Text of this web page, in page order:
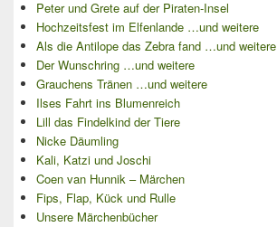
Peter und Grete auf der Piraten-Insel
Hochzeitsfest im Elfenlande …und weitere
Als die Antilope das Zebra fand …und weitere
Der Wunschring …und weitere
Grauchens Tränen …und weitere
Ilses Fahrt ins Blumenreich
Lill das Findelkind der Tiere
Nicke Däumling
Kali, Katzi und Joschi
Coen van Hunnik – Märchen
Fips, Flap, Kück und Rulle
Unsere Märchenbücher